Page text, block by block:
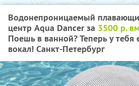
Водонепроницаемый
центр Aqua Dancer за 3500 р.
Поешь в ванной? Теперь у тебя
вокал! Санкт-Петербург